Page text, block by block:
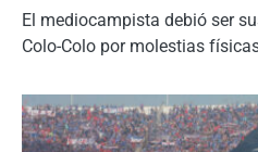
El mediocampista debió ser
Colo-Colo por molestias